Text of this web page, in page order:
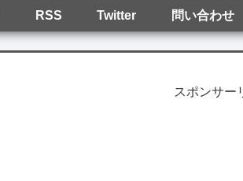
RSS Twitter 問い合わせ
スポンサー